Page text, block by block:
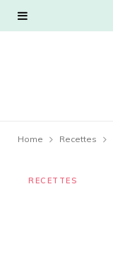
Home Recettes
RECETTES